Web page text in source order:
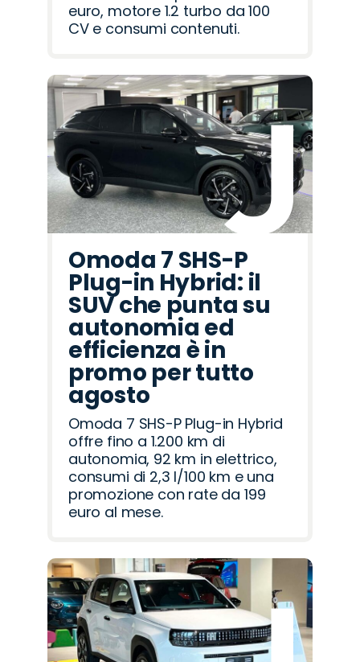
euro, motore 1.2 turbo da 100
CV e consumi contenuti.
Omoda 7 SHS-P
Plug-in Hybrid: il
SUV che punta su
autonomia ed
efficienza è in
promo per tutto
agosto
Omoda 7 SHS-P Plug-in Hybrid
offre fino a 1.200 km di
autonomia, 92 km in elettrico,
consumi di 2,3 l/100 km e una
promozione con rate da 199
euro al mese.